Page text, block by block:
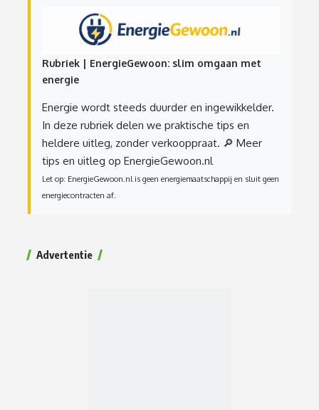
Rubriek | EnergieGewoon: slim omgaan met
energie
Energie wordt steeds duurder en ingewikkelder.
In deze rubriek delen we praktische tips en
heldere uitleg, zonder verkooppraat. 🔎 Meer
tips en uitleg op EnergieGewoon.nl
Let op: EnergieGewoon.nl is geen energiemaatschappij en sluit geen
energiecontracten af.
Advertentie